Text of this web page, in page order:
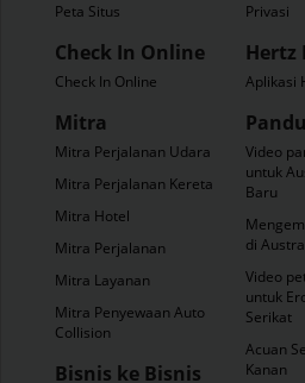
Peta Situs
Check In Online
Check In Online
Privasi
Hertz
Aplikasi
Mitra
Mitra Perjalanan Udara
Mitra Perjalanan Kereta
Mitra Hotel
Mitra Perjalanan
Mitra Layanan
Mitra Penyewaan Auto
Collision
Bisnis ke Bisnis
Video
untuk
Baru
di
Video
untuk
Serikat
Acuan
Kanan